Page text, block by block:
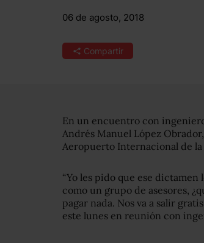
06 de agosto, 2018
Compartir
En un encuentro con
Andrés Manuel López
Aeropuerto Internacional de
“Yo les pido que ese
como un grupo de asesores,
pagar nada. Nos va a salir
este lunes en reunión con